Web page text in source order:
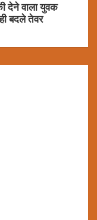
देने वाला युवक
बदले तेवर